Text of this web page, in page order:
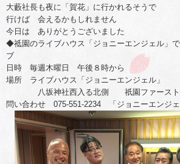
大藪社長も夜に「賀花」に行かれるそうで
行けば 会えるかもしれません
今日は ありがとうございました
◆祗園のライブハウス「ジョニーエンジェル」
ブ
日時 毎週木曜日 午後８時から
場所 ライブハウス「ジョニーエンジェル」
八坂神社西入る北側 祇園ファースト
問い合わせ 075-551-2234 「ジョニーエンジェ